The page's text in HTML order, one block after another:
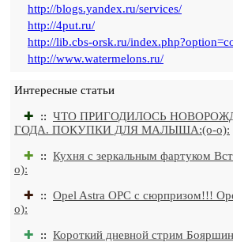
http://blogs.yandex.ru/services/
http://4put.ru/
http://lib.cbs-orsk.ru/
http://www.watermelons.ru/
Интересные статьи
✚ :: ЧТО ПРИГОДИЛОСЬ
ГОДА. ПОКУПКИ ДЛЯ МАЛЫША:(o-o):
✚ :: Кухня с зеркальным фартуком
o):
✚ :: Opel Astra OPC с сюрпризом!!!
o):
✚ :: Короткий дневной стрим